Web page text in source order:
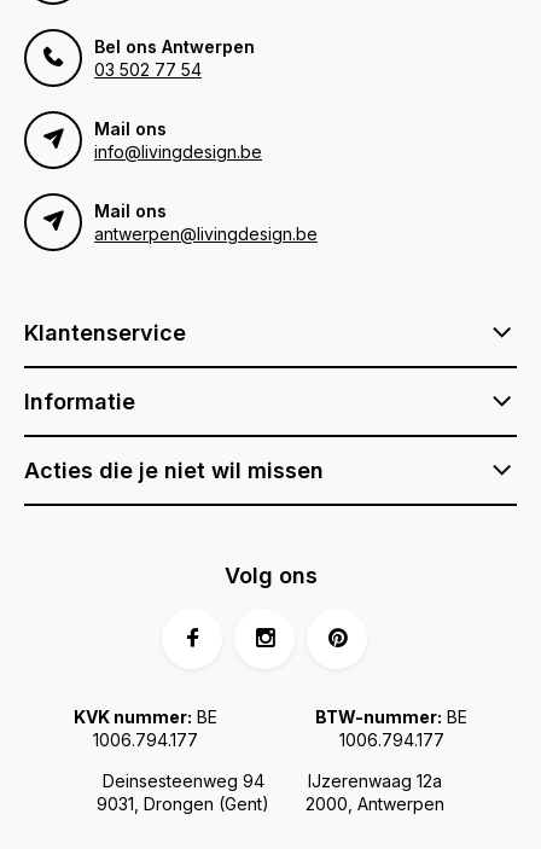
Bel ons Antwerpen
03 502 77 54
Mail ons
info@livingdesign.be
Mail ons
antwerpen@livingdesign.be
Klantenservice
Informatie
Acties die je niet wil missen
Deinsesteenweg 94
9031, Drongen (Gent)
IJzerenwaag 12a
2000, Antwerpen
KVK nummer: BE
1006.794.177
BTW-nummer: BE
1006.794.177
Volg ons